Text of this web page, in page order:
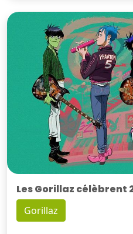
Les Gorillaz célèbrent
Gorillaz